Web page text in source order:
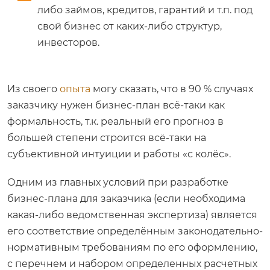
либо займов, кредитов, гарантий и т.п. под
свой бизнес от каких-либо структур,
инвесторов.
Из своего опыта могу сказать, что в 90 % случаях
заказчику нужен бизнес-план всё-таки как
формальность, т.к. реальный его прогноз в
большей степени строится всё-таки на
субъективной интуиции и работы «с колёс».
Одним из главных условий при разработке
бизнес-плана для заказчика (если необходима
какая-либо ведомственная экспертиза) является
его соответствие определённым законодательно-
нормативным требованиям по его оформлению,
с перечнем и набором определенных расчетных